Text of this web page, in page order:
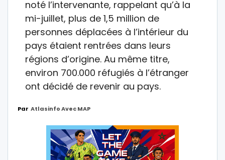
noté l’intervenante, rappelant qu’à la
mi-juillet, plus de 1,5 million de
personnes déplacées à l’intérieur du
pays étaient rentrées dans leurs
régions d’origine. Au même titre,
environ 700.000 réfugiés à l’étranger
ont décidé de revenir au pays.
Par Atlasinfo Avec MAP